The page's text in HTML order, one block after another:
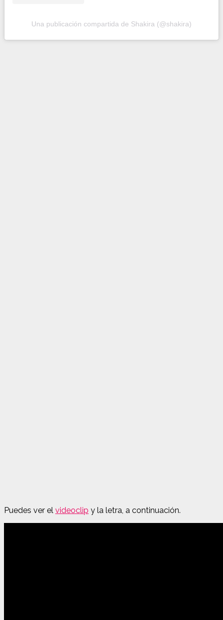
Una publicación compartida de Shakira (@shakira)
Puedes ver el videoclip y la letra, a continuación.